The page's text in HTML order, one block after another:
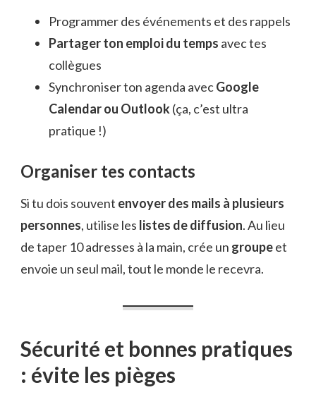
Programmer des événements et des rappels
Partager ton emploi du temps avec tes
collègues
Synchroniser ton agenda avecGoogle
Calendar ou Outlook(ça, c’est ultra
pratique !)
Organiser tes contacts
Si tu dois souvent envoyer des mails à plusieurs
personnes, utilise les listes de diffusion. Au lieu
de taper 10 adresses à la main, crée un groupeet
envoie un seul mail, tout le monde le recevra.
Sécurité et bonnes pratiques
: évite les pièges